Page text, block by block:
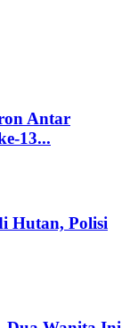
Antar
13...
Hutan, Polisi